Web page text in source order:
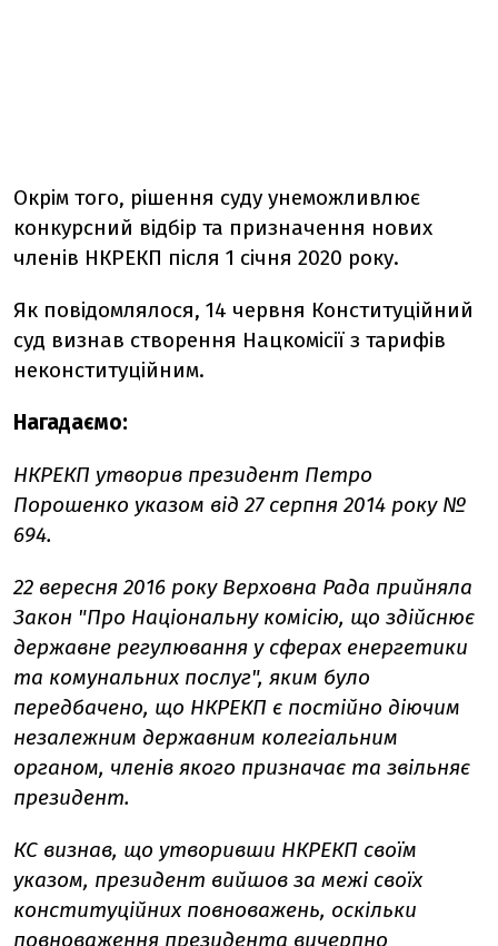
Окрім того, рішення суду унеможливлює
конкурсний відбір та призначення нових
членів НКРЕКП після 1 січня 2020 року.
Як повідомлялося, 14 червня Конституційний
суд визнав створення Нацкомісії з тарифів
неконституційним.
Нагадаємо:
НКРЕКП утворив президент Петро
Порошенко указом від 27 серпня 2014 року №
694.
22 вересня 2016 року Верховна Рада прийняла
Закон "Про Національну комісію, що здійснює
державне регулювання у сферах енергетики
та комунальних послуг", яким було
передбачено, що НКРЕКП є постійно діючим
незалежним державним колегіальним
органом, членів якого призначає та звільняє
президент.
КС визнав, що утворивши НКРЕКП своїм
указом, президент вийшов за межі своїх
конституційних повноважень, оскільки
повноваження президента вичерпно